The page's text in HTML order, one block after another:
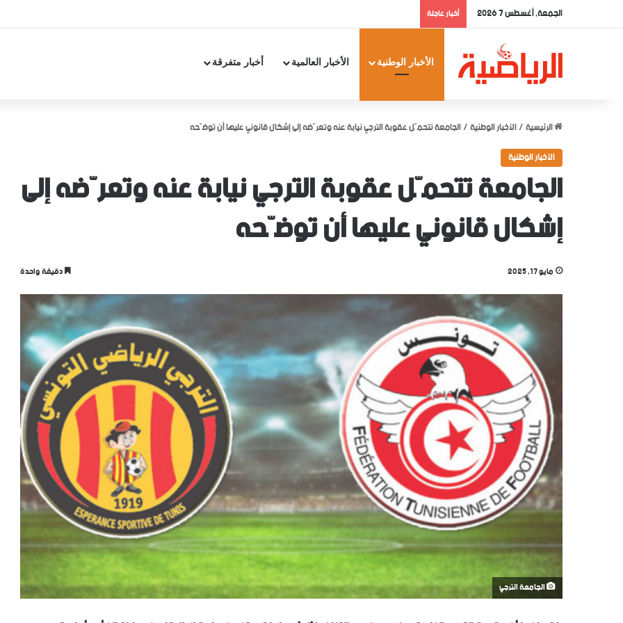
الجمعة, أغسطس 7 2026 أخبار عاجلة
الأخبار الوطنية الأخبار العالمية أخبار متفرقة
الرئيسية/الأخبار الوطنية/الجامعة تتحمّل عقوبة الترجي نيابة عنه وتعرّضه إلى إشكال قانوني عليها أن توضّحه
الأخبار الوطنية
الجامعة تتحمّل عقوبة الترجي نيابة عنه وتعرّضه إلى
إشكال قانوني عليها أن توضّحه
مايو 17, 2025 دقيقة واحدة
الجامعة الترجي